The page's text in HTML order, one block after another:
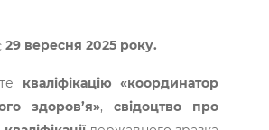
29 вересня 2025 року.
кваліфікацію «координатор
здоров’я»,свідоцтво про